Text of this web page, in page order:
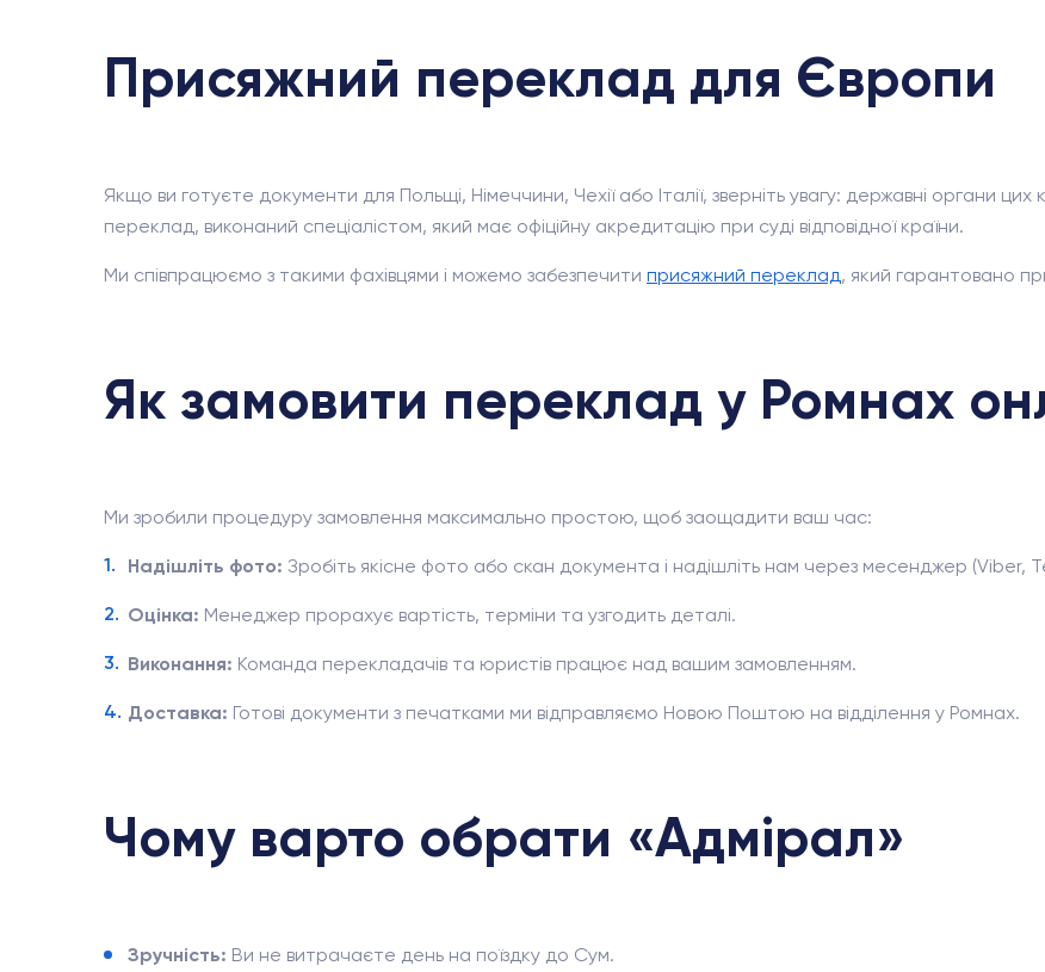
Присяжний переклад для Європи
Якщо ви готуєте документи для Польщі, Німеччини, Чехії або Італії, зверніть увагу: державні органи
переклад, виконаний спеціалістом, який має офіційну акредитацію при суді відповідної країни.
Ми співпрацюємо з такими фахівцями і можемо забезпечити присяжний переклад, який гарантовано
Як замовити переклад у Ромнах
Ми зробили процедуру замовлення максимально простою, щоб заощадити ваш час:
Надішліть фото: Зробіть якісне фото або скан документа і надішліть нам через месенджер (Viber,
Оцінка: Менеджер прорахує вартість, терміни та узгодить деталі.
Виконання: Команда перекладачів та юристів працює над вашим замовленням.
Доставка: Готові документи з печатками ми відправляємо Новою Поштою на відділення у Ромнах.
Чому варто обрати «Адмірал»
Зручність: Ви не витрачаєте день на поїздку до Сум.